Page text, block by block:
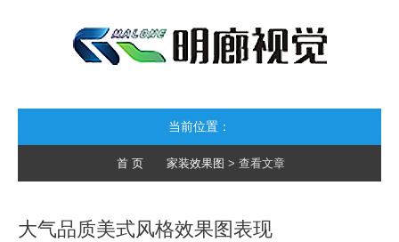
当前位置：
首 页 家装效果图 > 查看文章
大气品质美式风格效果图表现